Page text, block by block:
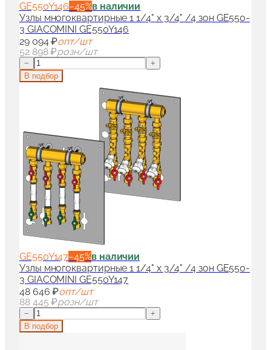
GE550Y146−45%в наличии
Узлы многоквартирные 1 1/4" x 3/4" /4 зон GE550-
3 GIACOMINI GE550Y146
29 094 ₽опт/шт
52 898 ₽розн/шт
−
+
В подбор
GE550Y147−45%в наличии
Узлы многоквартирные 1 1/4" x 3/4" /4 зон GE550-
3 GIACOMINI GE550Y147
48 646 ₽опт/шт
88 445 ₽розн/шт
−
+
В подбор